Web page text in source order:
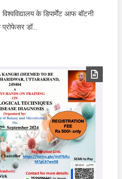
के डिपार्मेंट आफ बॉटनी
प्रोफेसर डॉ…